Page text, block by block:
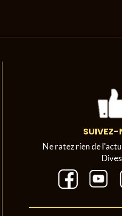
SUIVEZ-
Ne ratez rien de